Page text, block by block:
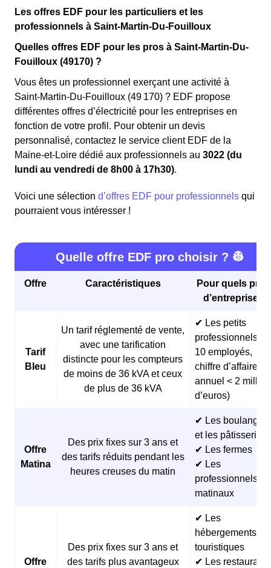
Les offres EDF pour les particuliers et les
professionnels à Saint-Martin-Du-Fouilloux
Quelles offres EDF pour les pros à Saint-Martin-Du-
Fouilloux (49170) ?
Vous êtes un professionnel exerçant une activité à
Saint-Martin-Du-Fouilloux (49 170) ? EDF propose
différentes offres d’électricité pour les entreprises en
fonction de votre profil. Pour obtenir un devis
personnalisé, contactez le service client EDF de la
Maine-et-Loire dédié aux professionnels au 3022 (du
lundi au vendredi de 8h00 à 17h30).
Voici une sélection d’offres EDF pour professionnels qui
pourraient vous intéresser !
Quelle offre EDF pro choisir ? 👷
Offre Caractéristiques
Pour quels
d’entreprises
Tarif
Bleu
Un tarif réglementé de vente,
avec une tarification
distincte pour les compteurs
de moins de 36 kVA et ceux
de plus de 36 kVA
✔ Les petits
professionnels (<
10 employés,
chiffre d’affaires
annuel < 2
d’euros)
Offre
Matina
Des prix fixes sur 3 ans et
des tarifs réduits pendant les
heures creuses du matin
✔ Les
et les pâtisseries
✔ Les fermes
✔ Les
professionnels
matinaux
Offre
Des prix fixes sur 3 ans et
des tarifs plus avantageux
✔ Les
hébergements
touristiques
✔ Les restaurants